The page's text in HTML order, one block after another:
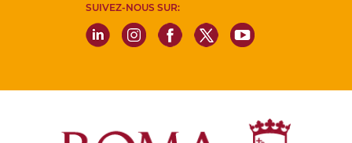
SUIVEZ-NOUS SUR: